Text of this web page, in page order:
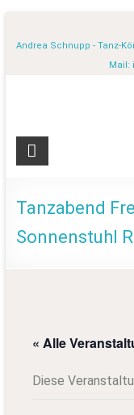
Andrea Schnupp - Tanz-
Mail:
Tanzabend
Sonnenstuhl
« Alle
Diese